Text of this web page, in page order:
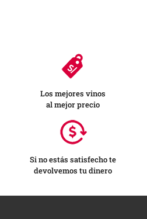
Los mejores vinos
al mejor precio
Si no estás satisfecho te
devolvemos tu dinero